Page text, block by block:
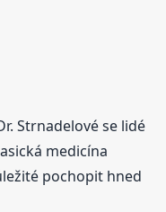
Strnadelové se lidé
medicína
pochopit hned